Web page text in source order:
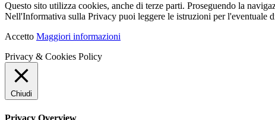
Questo sito utilizza cookies, anche di terze parti. Proseguendo la
Nell'Informativa sulla Privacy puoi leggere le istruzioni per l'eventuale
Accetto Maggiori informazioni
Privacy & Cookies Policy
Chiudi
Privacy Overview